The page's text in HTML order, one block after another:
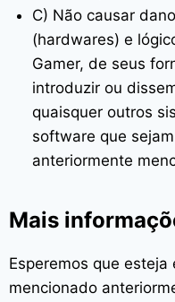
C) Não causar
(hardwares) e
Gamer, de seus
introduzir ou
quaisquer outros
software que
anteriormente
Mais
Esperemos que
mencionado